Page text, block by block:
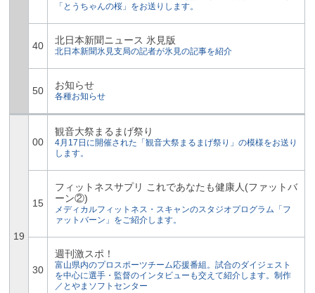
「とうちゃんの桜」をお送りします。
40 北日本新聞ニュース 氷見版
北日本新聞氷見支局の記者が氷見の記事を紹介
50 お知らせ
各種お知らせ
19
00
観音大祭まるまげ祭り
4月17日に開催された「観音大祭まるまげ祭り」の模様をお送り
します。
15
フィットネスサプリ これであなたも健康人(ファットバ
ーン②)
メディカルフィットネス・スキャンのスタジオプログラム「フ
ァットバーン」をご紹介します。
30
週刊激スポ！
富山県内のプロスポーツチーム応援番組。試合のダイジェスト
を中心に選手・監督のインタビューも交えて紹介します。制作
／とやまソフトセンター